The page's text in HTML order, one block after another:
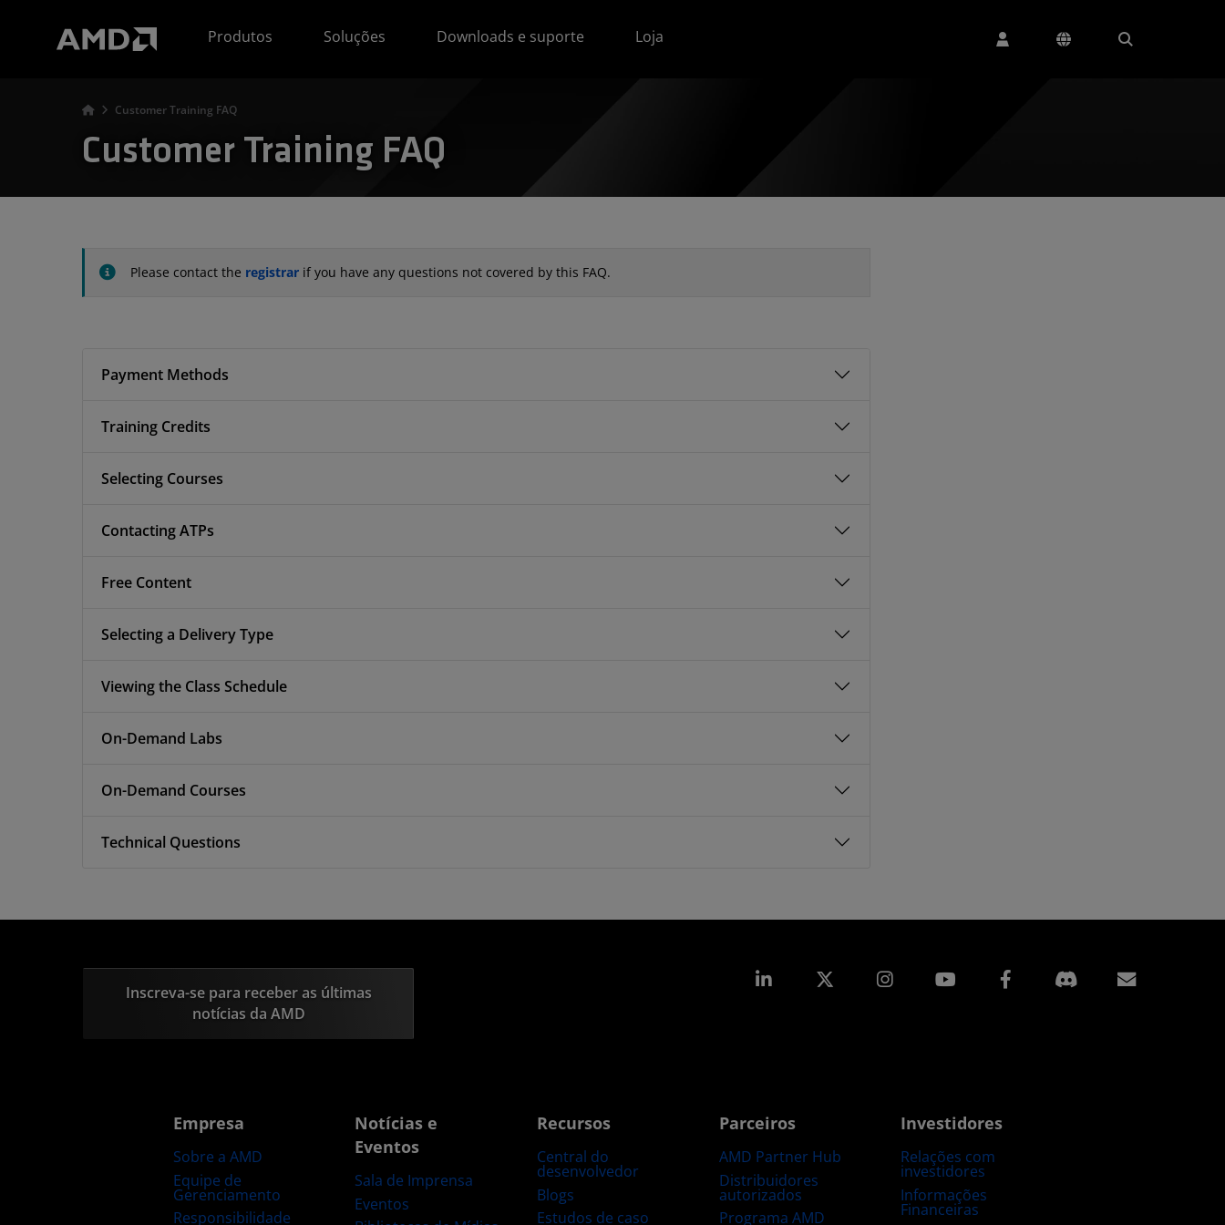
Produtos
Soluções Downloads e suporte Loja
Customer Training FAQ
Customer Training FAQ
Please contact the registrar if you have any questions not covered by this FAQ.
Payment Methods
Training Credits
Selecting Courses
Contacting ATPs
Free Content
Selecting a Delivery Type
Viewing the Class Schedule
On-Demand Labs
On-Demand Courses
Technical Questions
Inscreva-se para receber as últimas
notícias da AMD
Linkedin Instagram Facebook
Empresa
Sobre a AMD
Equipe de
Gerenciamento
Responsibilidade
Notícias e
Eventos
Sala de Imprensa
Eventos
Recursos
Central do
desenvolvedor
Blogs
Estudos de caso
Parceiros
AMD Partner Hub
Distribuidores
autorizados
Programa AMD
Investidores
Relações com
investidores
Informações
Financeiras